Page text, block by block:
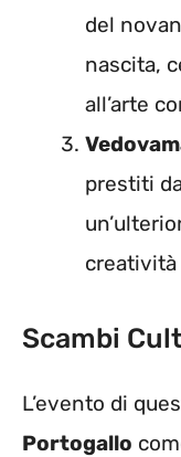
del
nascita,
all’arte
prestiti
Scambi
L’evento di
Portogallo